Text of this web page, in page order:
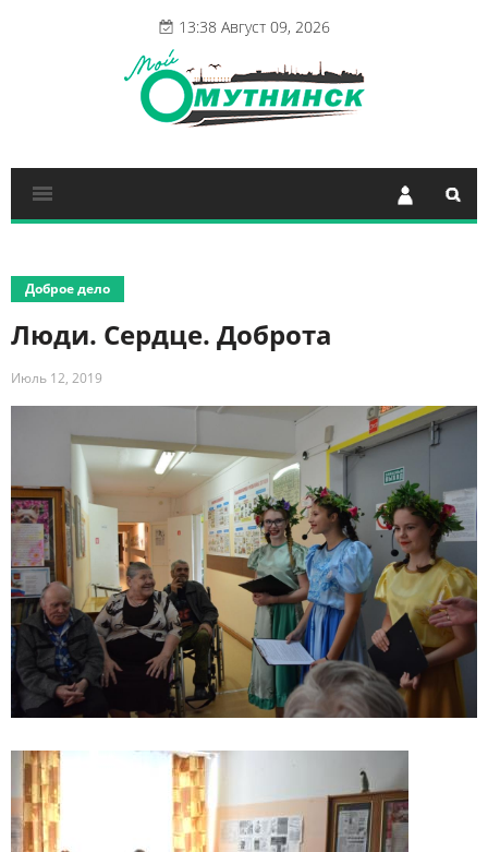
13:38 Август 09, 2026
Доброе дело
Люди. Сердце. Доброта
Июль 12, 2019